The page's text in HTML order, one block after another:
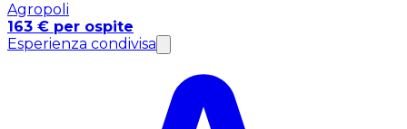
Agropoli
163 € per ospite
Esperienza condivisa